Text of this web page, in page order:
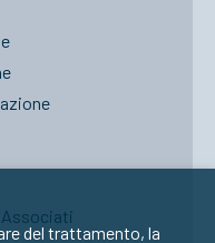
del trattamento, la